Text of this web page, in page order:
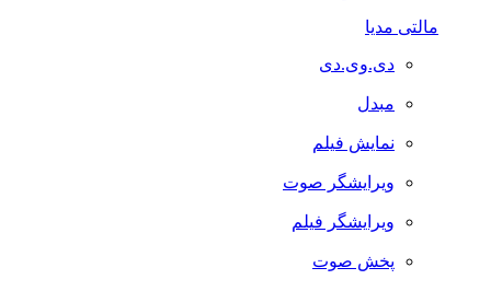
مالتی مدیا
دی.وی.دی
مبدل
نمایش فیلم
ویرایشگر صوت
ویرایشگر فیلم
پخش صوت